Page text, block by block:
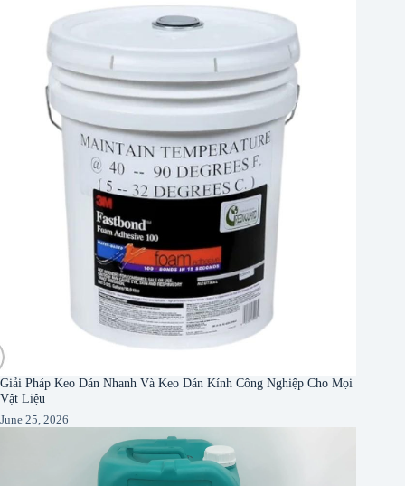
Giải Pháp Keo Dán Nhanh Và Keo Dán Kính Công Nghiệp Cho Mọi
Vật Liệu
June 25, 2026